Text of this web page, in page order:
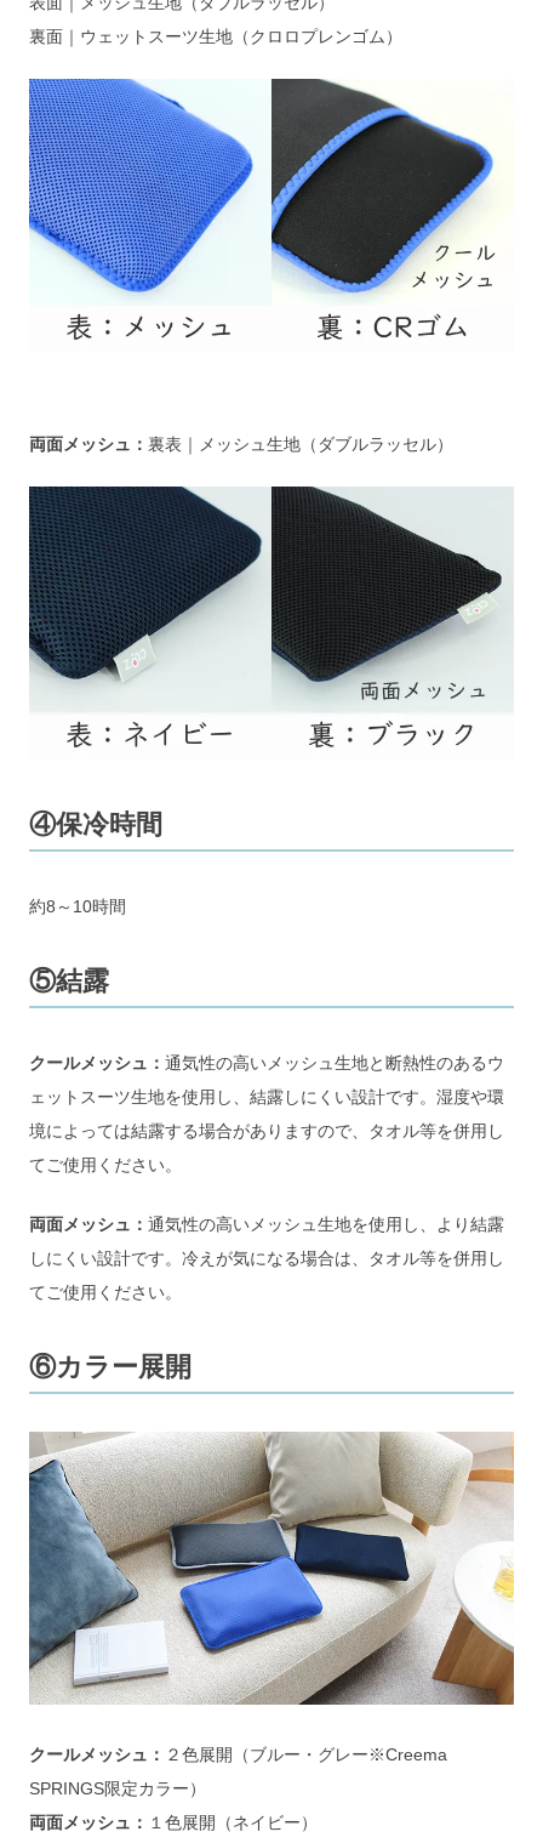
裏面｜ウェットスーツ生地（クロロプレンゴム）
両面メッシュ： 裏表｜メッシュ生地（ダブルラッセル）
④保冷時間
約8～10時間
⑤結露
クールメッシュ： 通気性の高いメッシュ生地と断熱性のあるウ
ェットスーツ生地を使用し、結露しにくい設計です。湿度や環
境によっては結露する場合がありますので、タオル等を併用し
てご使用ください。
両面メッシュ： 通気性の高いメッシュ生地を使用し、より結露
しにくい設計です。冷えが気になる場合は、タオル等を併用し
てご使用ください。
⑥カラー展開
クールメッシュ： ２色展開（ブルー・グレー※Creema
SPRINGS限定カラー）
両面メッシュ： １色展開（ネイビー）